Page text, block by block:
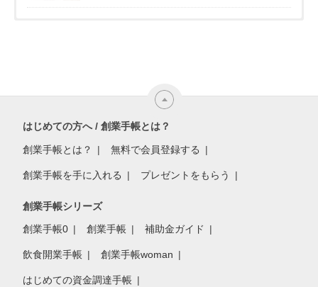
はじめての方へ / 創業手帳とは？
創業手帳とは？ 無料で会員登録する
創業手帳を手に入れる プレゼントをもらう
創業手帳シリーズ
創業手帳0 創業手帳 補助金ガイド
飲食開業手帳 創業手帳woman
はじめての資金調達手帳